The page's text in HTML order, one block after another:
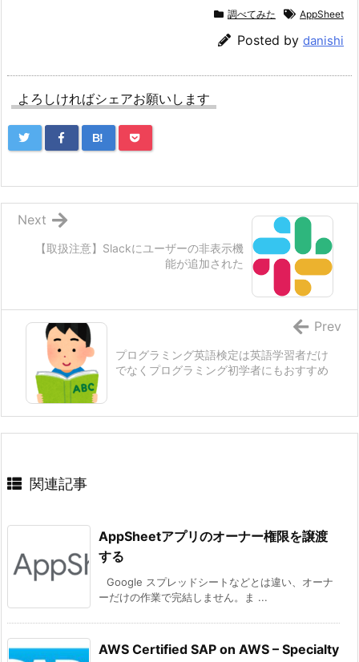
調べてみた AppSheet
Posted by danishi
よろしければシェアお願いします
B!
【取扱注意】Slackにユーザーの非表示機
能が追加された
Next
プログラミング英語検定は英語学習者だけ
でなくプログラミング初学者にもおすすめ
Prev
関連記事
AppSheetアプリのオーナー権限を譲渡
する
Google スプレッドシートなどとは違い、オーナ
ーだけの作業で完結しません。ま ...
AWS Certified SAP on AWS – Specialty